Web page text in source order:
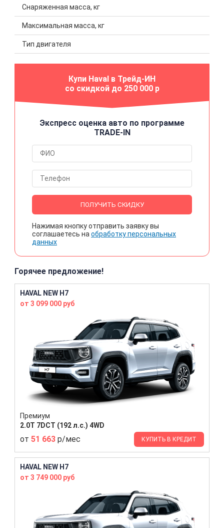
Снаряженная масса, кг
Максимальная масса, кг
Тип двигателя
Купи Haval в Трейд-ИН
со скидкой до 250 000 р
Экспресс оценка авто по программе
TRADE-IN
ПОЛУЧИТЬ СКИДКУ
Нажимая кнопку отправить заявку вы
соглашаетесь на обработку персональных
данных
Горячее предложение!
HAVAL NEW H7
от 3 099 000 руб
Премиум
2.0T 7DCT (192 л.с.) 4WD
от 51 663 р/мес КУПИТЬ В КРЕДИТ
HAVAL NEW H7
от 3 749 000 руб